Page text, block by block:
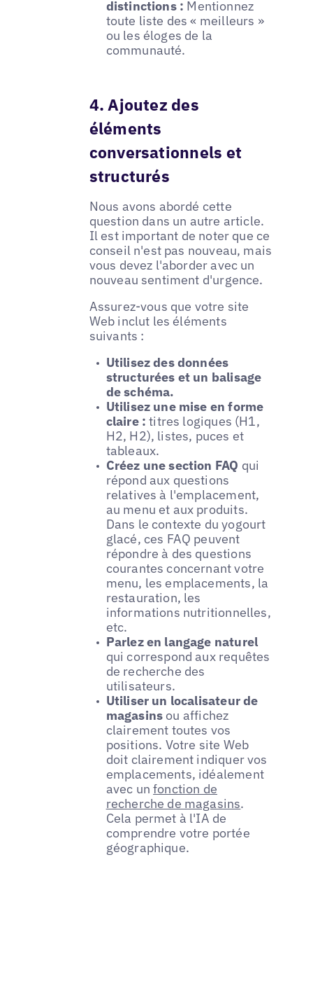
distinctions : Mentionnez
toute liste des « meilleurs »
ou les éloges de la
communauté.
4. Ajoutez des
éléments
conversationnels et
structurés
Nous avons abordé cette
question dans un autre article.
Il est important de noter que ce
conseil n'est pas nouveau, mais
vous devez l'aborder avec un
nouveau sentiment d'urgence.
Assurez-vous que votre site
Web inclut les éléments
suivants :
Utilisez des données
structurées et un balisage
de schéma.
Utilisez une mise en forme
claire :titres logiques (H1,
H2, H2), listes, puces et
tableaux.
Créez une section FAQ qui
répond aux questions
relatives à l'emplacement,
au menu et aux produits.
Dans le contexte du yogourt
glacé, ces FAQ peuvent
répondre à des questions
courantes concernant votre
menu, les emplacements, la
restauration, les
informations nutritionnelles,
etc.
Parlez en langage naturel
qui correspond aux requêtes
de recherche des
utilisateurs.
Utiliser un localisateur de
magasins ou affichez
clairement toutes vos
positions. Votre site Web
doit clairement indiquer vos
emplacements, idéalement
avec unfonction de
recherche de magasins.
Cela permet à l'IA de
comprendre votre portée
géographique.